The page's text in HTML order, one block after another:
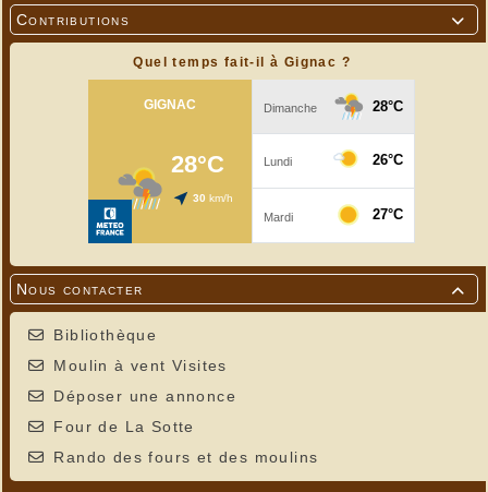

Contributions
Quel temps fait-il à Gignac ?

Nous contacter
Bibliothèque
Moulin à vent Visites
Déposer une annonce
Four de La Sotte
Rando des fours et des moulins
Petit rappel sur l'histoire des moulins de l'Inval